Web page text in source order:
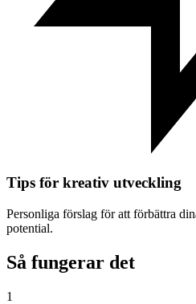
Tips för kreativ utveckling
Personliga förslag för att förbättra
potential.
Så fungerar det
1